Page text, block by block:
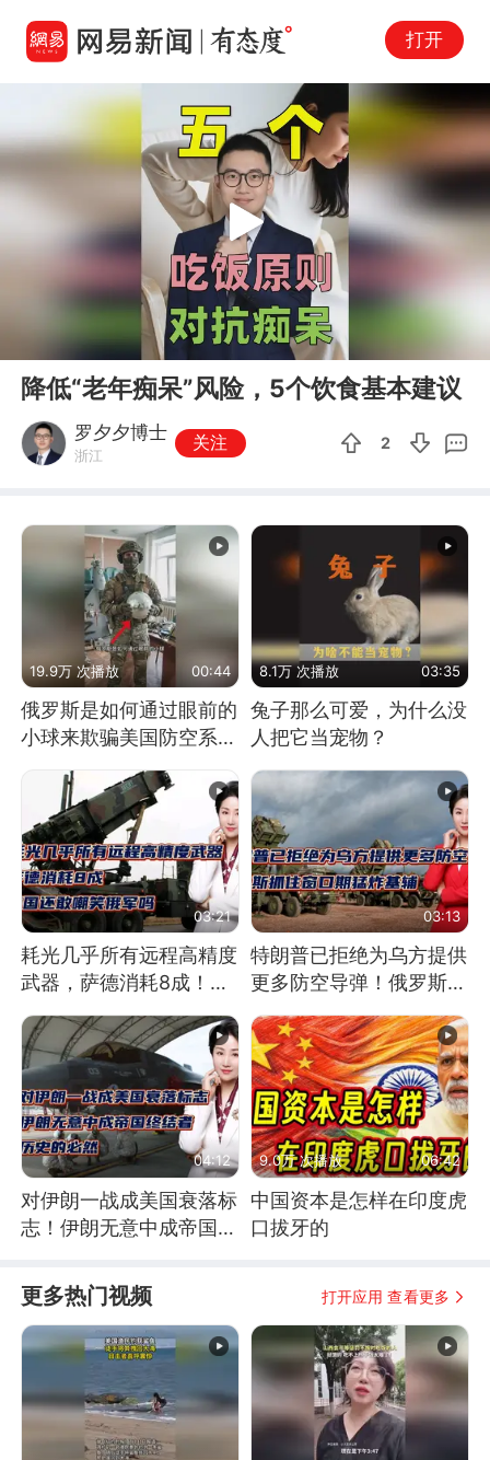
打开
Play
降低“老年痴呆”风险，5个饮食基本建议
罗夕夕博士
浙江
关注 2
19.9万 次播放 00:44
俄罗斯是如何通过眼前的
小球来欺骗美国防空系统
8.1万 次播放 03:35
兔子那么可爱，为什么没
人把它当宠物？
03:21
耗光几乎所有远程高精度
武器，萨德消耗8成！美
03:13
特朗普已拒绝为乌方提供
更多防空导弹！俄罗斯抓
04:12
对伊朗一战成美国衰落标
志！伊朗无意中成帝国终
9.0万 次播放 06:42
中国资本是怎样在印度虎
口拔牙的
更多热门视频 打开应用 查看更多